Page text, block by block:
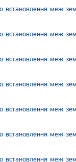
меж
меж
меж
меж
меж
меж
меж